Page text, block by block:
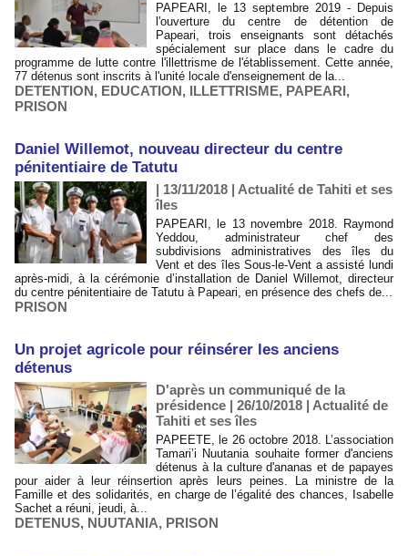
PAPEARI, le 13 septembre 2019 - Depuis
l'ouverture du centre de détention de
Papeari, trois enseignants sont détachés
spécialement sur place dans le cadre du
programme de lutte contre l'illettrisme de l'établissement. Cette année,
77 détenus sont inscrits à l'unité locale d'enseignement de la...
DETENTION, EDUCATION, ILLETTRISME, PAPEARI,
PRISON
Daniel Willemot, nouveau directeur du centre
pénitentiaire de Tatutu
| 13/11/2018 | Actualité de Tahiti et ses
îles
PAPEARI, le 13 novembre 2018. Raymond
Yeddou, administrateur chef des
subdivisions administratives des îles du
Vent et des îles Sous-le-Vent a assisté lundi
après-midi, à la cérémonie d’installation de Daniel Willemot, directeur
du centre pénitentiaire de Tatutu à Papeari, en présence des chefs de...
PRISON
Un projet agricole pour réinsérer les anciens
détenus
D'après un communiqué de la
présidence | 26/10/2018 | Actualité de
Tahiti et ses îles
PAPEETE, le 26 octobre 2018. L’association
Tamari’i Nuutania souhaite former d'anciens
détenus à la culture d'ananas et de papayes
pour aider à leur réinsertion après leurs peines. La ministre de la
Famille et des solidarités, en charge de l’égalité des chances, Isabelle
Sachet a réuni, jeudi, à...
DETENUS, NUUTANIA, PRISON